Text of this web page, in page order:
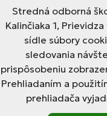
Stredná odborná
Kalinčiaka 1,
sídle súbory
sledovania
prispôsobeniu
Prehliadaním a
prehliadača